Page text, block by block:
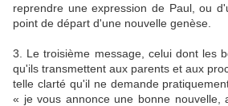
reprendre une expression de Paul, ou
point de départ d'une nouvelle genèse.
3. Le troisième message, celui dont les
qu'ils transmettent aux parents et aux
telle clarté qu'il ne demande
« je vous annonce une bonne nouvelle,